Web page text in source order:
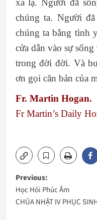
chúng ta. Người
chúng ta bằng tình
cửa dẫn vào sự
trong đời đời. Và
ơn gọi căn bản của
Fr. Martin Hogan.
Fr Martin’s Daily
Post
navigation
Previous:
Học Hỏi Phúc Âm
CHÚA NHẬT IV PHỤC